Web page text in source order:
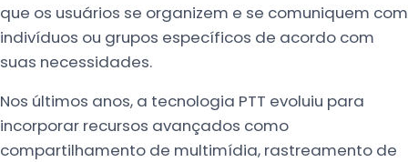
que os usuários se organizem e se comuniquem com
indivíduos ou grupos específicos de acordo com
suas necessidades.
Nos últimos anos, a tecnologia PTT evoluiu para
incorporar recursos avançados como
compartilhamento de multimídia, rastreamento de